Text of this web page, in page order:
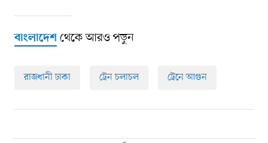
বাংলাদেশথেকে আরও পড়ুন
রাজধানী ঢাকা ট্রেন চলাচল ট্রেনে আগুন